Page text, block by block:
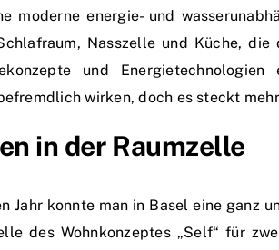
moderne energie- und
Nasszelle und Küche,
und
wirken, doch es steckt
in der Raumzelle
Jahr konnte man in Basel eine ganz
des Wohnkonzeptes „Self“ für